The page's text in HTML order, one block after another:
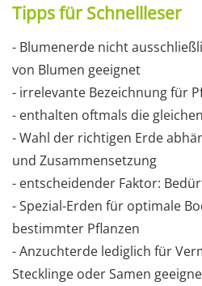
Tipps für Schnellleser
- Blumenerde nicht
von Blumen geeignet
- irrelevante Bezeichnung für
- enthalten oftmals die
- Wahl der richtigen Erde
und Zusammensetzung
- entscheidender Faktor:
- Spezial-Erden für optimale
bestimmter Pflanzen
- Anzuchterde lediglich für
Stecklinge oder Samen